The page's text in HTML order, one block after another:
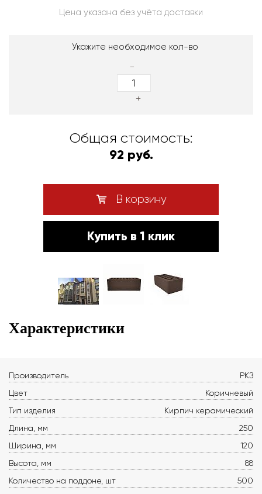
Цена указана без учёта доставки
Укажите необходимое кол-во
-
+
Общая стоимость:
92 руб.
В корзину
Купить в 1 клик
Характеристики
Производитель
РКЗ
Цвет
Коричневый
Тип изделия
Кирпич керамический
Длина, мм
250
Ширина, мм
120
Высота, мм
88
Количество на поддоне, шт
500